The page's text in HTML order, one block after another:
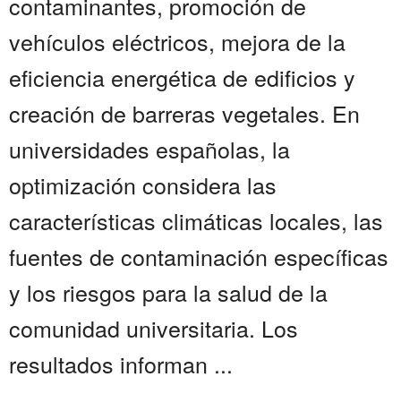
vehículos eléctricos, mejora de la
eficiencia energética de edificios y
creación de barreras vegetales. En
universidades españolas, la
optimización considera las
características climáticas locales, las
fuentes de contaminación específicas
y los riesgos para la salud de la
comunidad universitaria. Los
resultados informan ...